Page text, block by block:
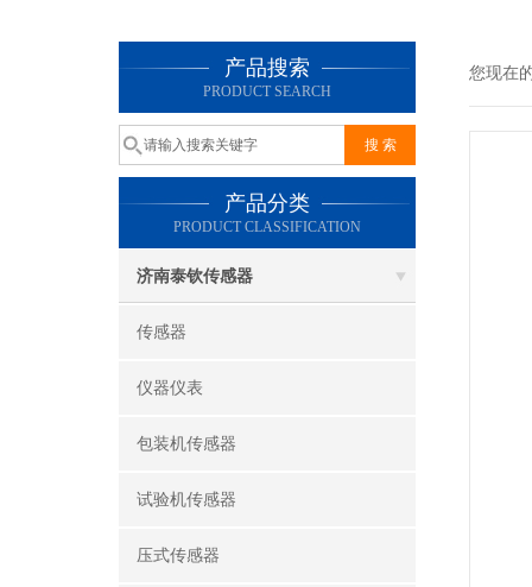
产品搜索
PRODUCT SEARCH
产品分类
PRODUCT CLASSIFICATION
济南泰钦传感器
传感器
仪器仪表
包装机传感器
试验机传感器
压式传感器
您现在